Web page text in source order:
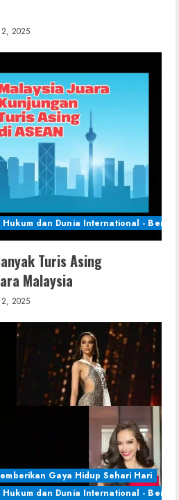
2025
dan Dunia International - Berita
Turis Asing
Malaysia
2025
Gaya Hidup Sehari Hari
dan Dunia International - Berita